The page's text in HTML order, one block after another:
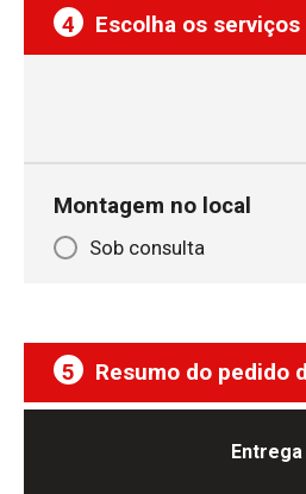
4 Escolha os
Montagem no local
Sob consulta
5 Resumo do pedido
Entrega